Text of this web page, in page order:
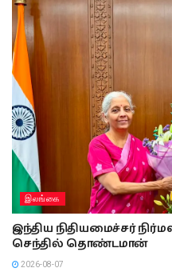
இலங்கை
இந்திய நிதியமைச்சர்
செந்தில் தொண்டமான்
2026-08-07